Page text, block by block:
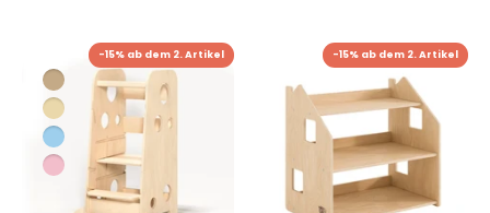
-15% ab dem 2. Artikel -15% ab dem 2. Artikel